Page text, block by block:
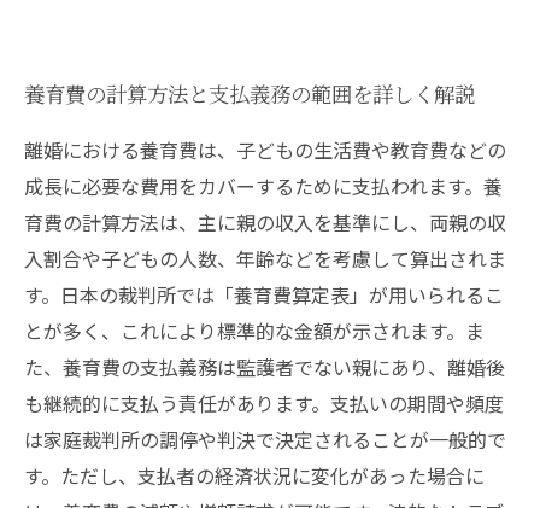
養育費の計算方法と支払義務の範囲を詳しく解説
離婚における養育費は、子どもの生活費や教育費などの
成長に必要な費用をカバーするために支払われます。養
育費の計算方法は、主に親の収入を基準にし、両親の収
入割合や子どもの人数、年齢などを考慮して算出されま
す。日本の裁判所では「養育費算定表」が用いられるこ
とが多く、これにより標準的な金額が示されます。ま
た、養育費の支払義務は監護者でない親にあり、離婚後
も継続的に支払う責任があります。支払いの期間や頻度
は家庭裁判所の調停や判決で決定されることが一般的で
す。ただし、支払者の経済状況に変化があった場合に